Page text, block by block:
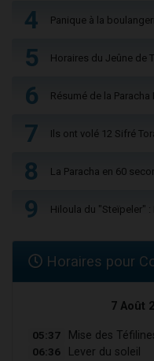
4 Panique à la
5 Horaires du Jeûne de
6 Résumé de la
7 Ils ont volé 12 Sifré
8 La Paracha en 60
9 Hiloula du "Steïpeler" :
Horaires pour
7 Août
05:37 Mise des
06:36 Lever du soleil